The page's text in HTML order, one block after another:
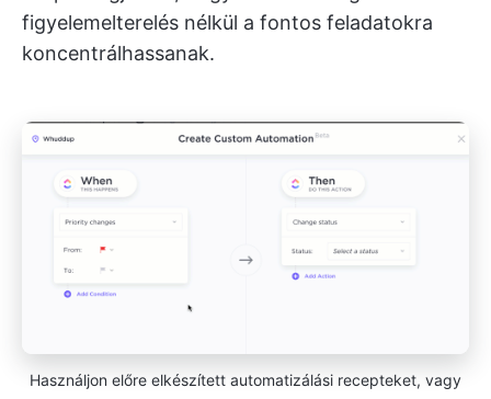
figyelemelterelés nélkül a fontos feladatokra
koncentrálhassanak.
Használjon előre elkészített automatizálási recepteket, vagy